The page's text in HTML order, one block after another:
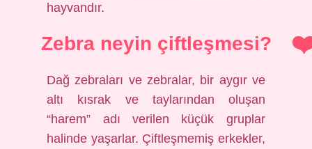
hayvandır.
Zebra neyin çiftleşmesi?
Dağ zebraları ve zebralar, bir aygır ve
altı kısrak ve taylarından oluşan
“harem” adı verilen küçük gruplar
halinde yaşarlar. Çiftleşmemiş erkekler,